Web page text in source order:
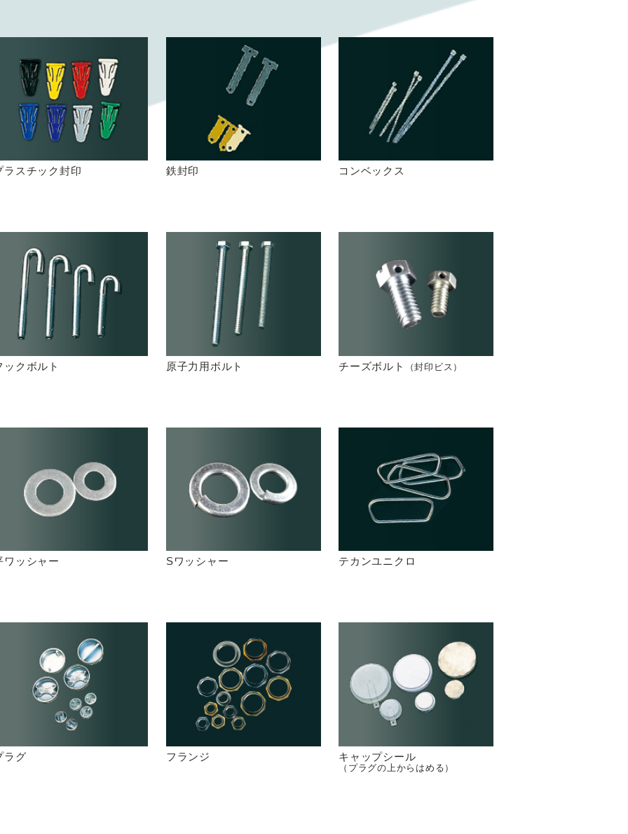
ラスチック封印 鉄封印 コンベックス
ックボルト 原子力用ボルト チーズボルト （封印ビス）
ワッシャー Sワッシャー テカンユニクロ
ラグ フランジ キャップシール
（プラグの上からはめる）